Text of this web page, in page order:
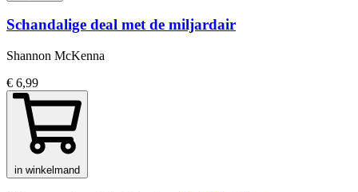
Schandalige deal met de miljardair
Shannon McKenna
€ 6,99
in winkelmand